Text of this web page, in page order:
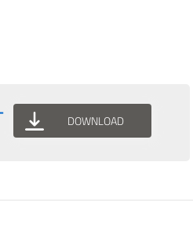
DOWNLOAD